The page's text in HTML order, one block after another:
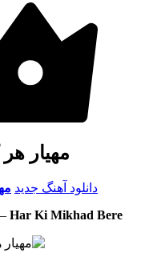
مهیار
دانلود آهنگ جدید
Har Ki Mikhad Bere